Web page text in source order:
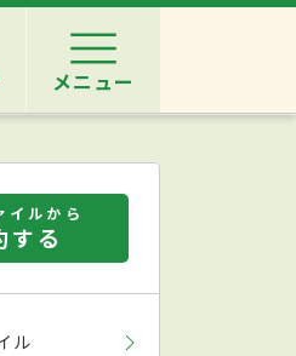
メニュー
イルから
する
ル